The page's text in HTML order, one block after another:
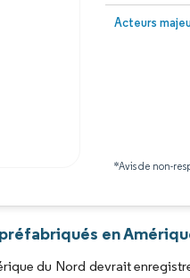
Acteurs
*Avis de non-
en
du Nord devrait